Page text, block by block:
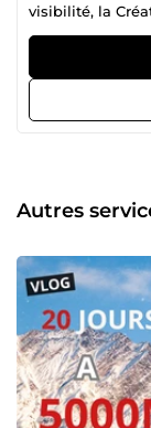
visibilité, la
Bienvenue
entrepreneur,
Vous savez que
d'être présent
10 ans
maîtrisant les
Canva, CapCut)
YouTube à fort
percutants via
identité visuelle d'élite. 🎬 VIDÉO :
et immersifs
sound design
After Effects et CapCut. 🔥 Pourquoi
Parce que
chirurgicale.
Autres